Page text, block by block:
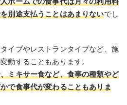
別途支払うことはあまりないでし
イプやレストランタイプなど、施
動することもあります。
ミキサー食など、食事の種類やど
で食事代が変わることもありま